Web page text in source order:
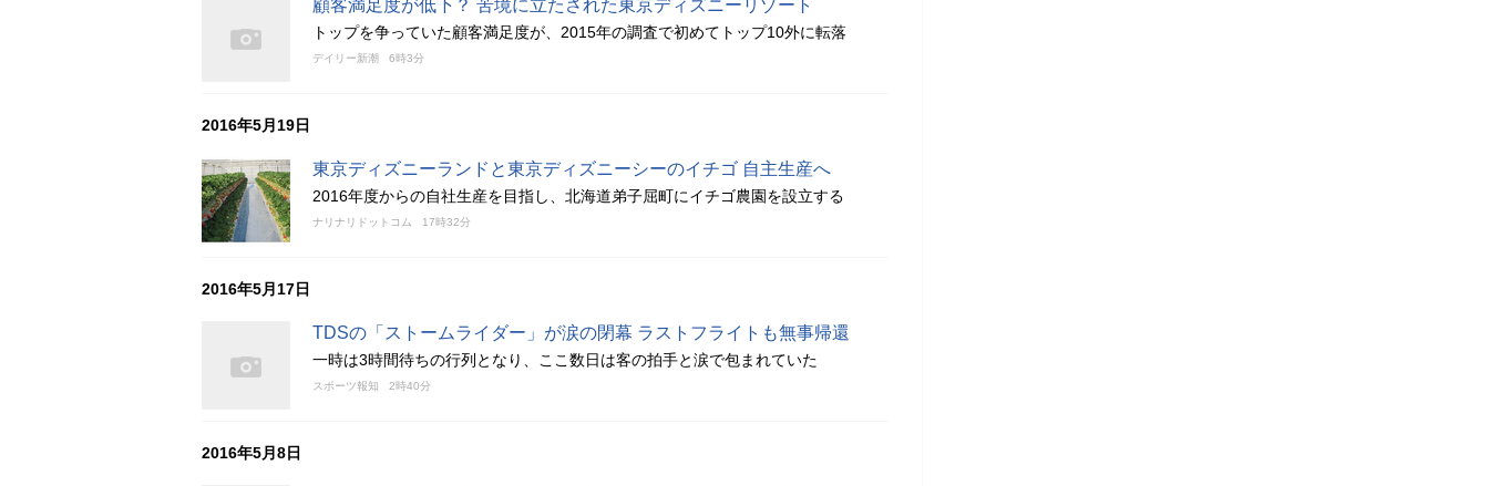
顧客満足度が低下？ 苦境に立たされた東京ディズニーリゾート
トップを争っていた顧客満足度が、2015年の調査で初めてトップ10外に転落
デイリー新潮 6時3分
2016年5月19日
東京ディズニーランドと東京ディズニーシーのイチゴ 自主生産へ
2016年度からの自社生産を目指し、北海道弟子屈町にイチゴ農園を設立する
ナリナリドットコム 17時32分
2016年5月17日
TDSの「ストームライダー」が涙の閉幕 ラストフライトも無事帰還
一時は3時間待ちの行列となり、ここ数日は客の拍手と涙で包まれていた
スポーツ報知 2時40分
2016年5月8日